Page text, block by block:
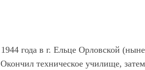
года в г. Ельце Орловской
техническое училище, затем